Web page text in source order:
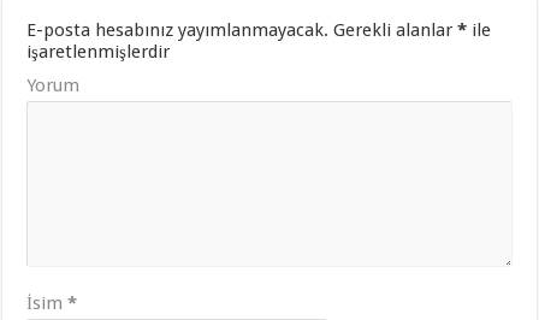
E-posta hesabınız yayımlanmayacak. Gerekli alanlar* ile
işaretlenmişlerdir
Yorum
İsim*